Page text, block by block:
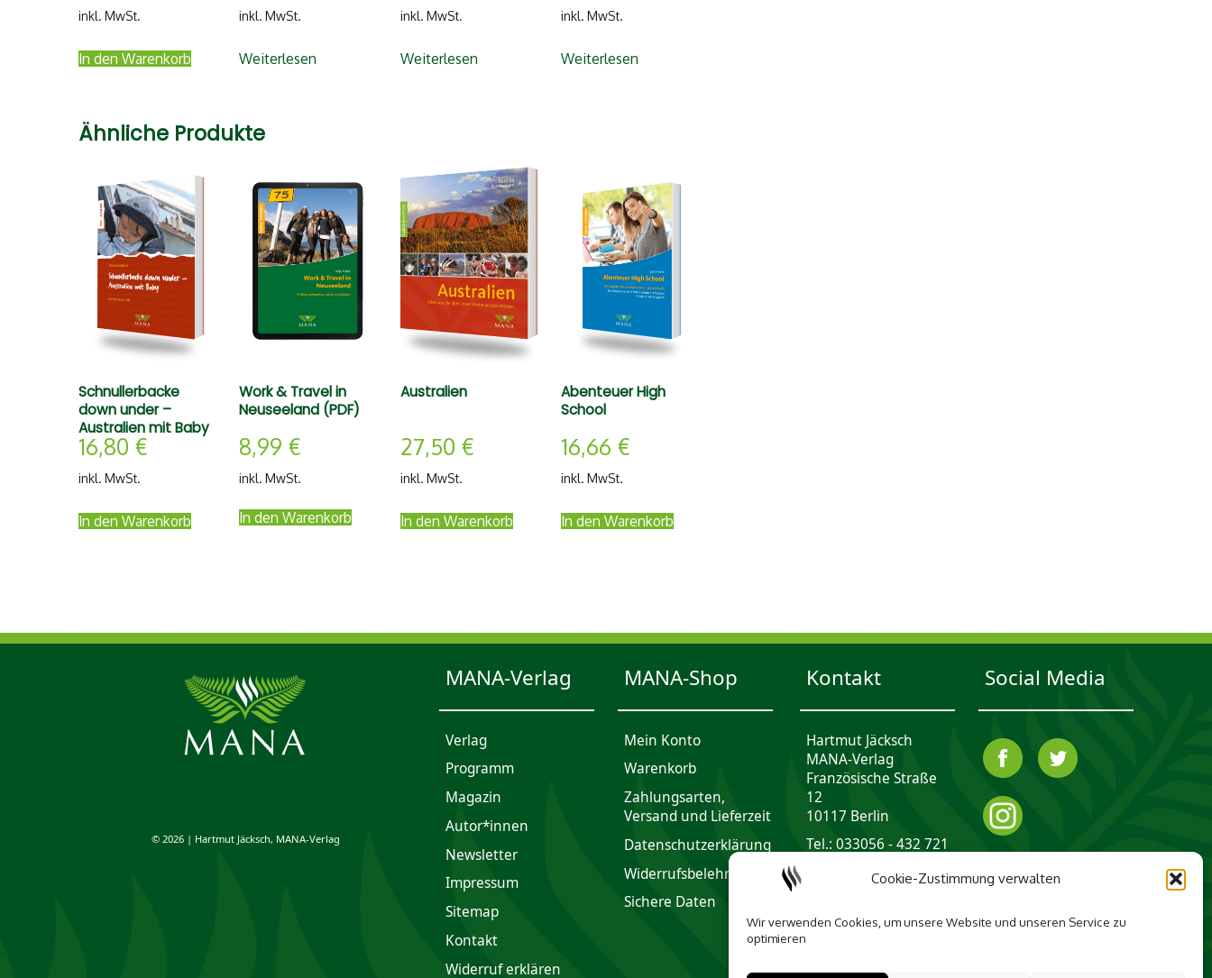
Cookie-Zustimmung verwalten
Wir verwenden Cookies, um unsere Website und unseren Service zu
optimieren
inkl. MwSt.
In den Warenkorb
inkl. MwSt.
Weiterlesen
inkl. MwSt.
Weiterlesen
inkl. MwSt.
Weiterlesen
Ähnliche Produkte
Schnullerbacke
down under –
Australien mit Baby
16,80 €
inkl. MwSt.
In den Warenkorb
Work & Travel in
Neuseeland (PDF)
8,99 €
inkl. MwSt.
In den Warenkorb
Australien
27,50 €
inkl. MwSt.
In den Warenkorb
Abenteuer High
School
16,66 €
inkl. MwSt.
In den Warenkorb
© 2026 | Hartmut Jäcksch, MANA-Verlag
MANA-Verlag
Verlag
Programm
Magazin
Autor*innen
Newsletter
Impres­sum
Sitemap
Kontakt
Widerruf erklären
MANA-Shop
Mein Konto
Waren­korb
Zahlungsarten,
Versand und Lieferzeit
Daten­schutz­er­klärung
Widerrufsbelehrung
Sichere Daten
Kontakt
Hartmut Jäcksch
MANA-Verlag
Französische Straße
12
10117 Berlin
Tel.: 033056 - 432 721
Social Media